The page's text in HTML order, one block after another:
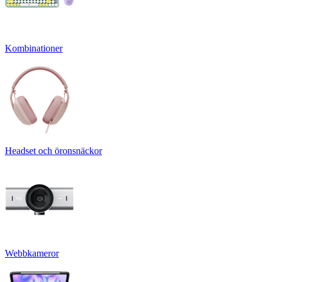
Kombinationer
Headset och öronsnäckor
Webbkameror